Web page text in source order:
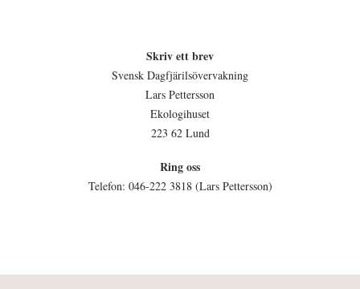
Skriv ett brev
Svensk Dagfjärilsövervakning
Lars Pettersson
Ekologihuset
223 62 Lund
Ring oss
Telefon: 046-222 3818 (Lars Pettersson)